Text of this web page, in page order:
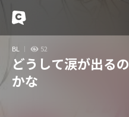
BL 52
どうして涙が出るの
かな